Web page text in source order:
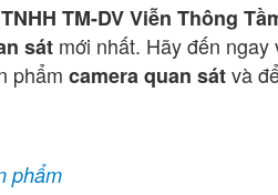
TM-DV Viễn Thông
sát mới nhất. Hãy đến
phẩm camera quan sátvà
phẩm